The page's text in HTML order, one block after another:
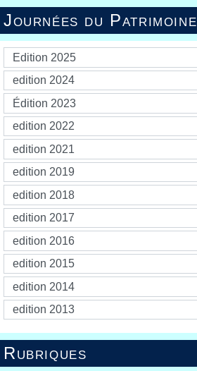
Journées du Patrimoine
Rubriques